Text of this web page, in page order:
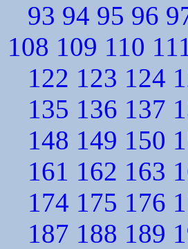
93 94 95 96
108 109 110
122 123 124
135 136 137
148 149 150
161 162 163
174 175 176
187 188 189